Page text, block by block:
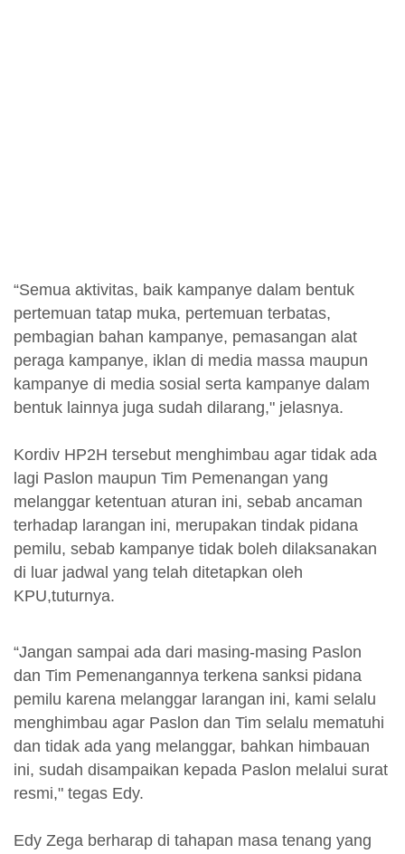
“Semua aktivitas, baik kampanye dalam bentuk
pertemuan tatap muka, pertemuan terbatas,
pembagian bahan kampanye, pemasangan alat
peraga kampanye, iklan di media massa maupun
kampanye di media sosial serta kampanye dalam
bentuk lainnya juga sudah dilarang," jelasnya.
Kordiv HP2H tersebut menghimbau agar tidak ada
lagi Paslon maupun Tim Pemenangan yang
melanggar ketentuan aturan ini, sebab ancaman
terhadap larangan ini, merupakan tindak pidana
pemilu, sebab kampanye tidak boleh dilaksanakan
di luar jadwal yang telah ditetapkan oleh
KPU,tuturnya.
“Jangan sampai ada dari masing-masing Paslon
dan Tim Pemenangannya terkena sanksi pidana
pemilu karena melanggar larangan ini, kami selalu
menghimbau agar Paslon dan Tim selalu mematuhi
dan tidak ada yang melanggar, bahkan himbauan
ini, sudah disampaikan kepada Paslon melalui surat
resmi," tegas Edy.
Edy Zega berharap di tahapan masa tenang yang